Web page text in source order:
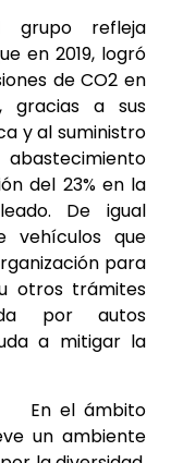
grupo refleja
en 2019, logró
de CO2 en
gracias a sus
y al suministro
del 23% en la
De igual
vehículos que
para
otros trámites
por autos
a mitigar la
En el ámbito
un ambiente